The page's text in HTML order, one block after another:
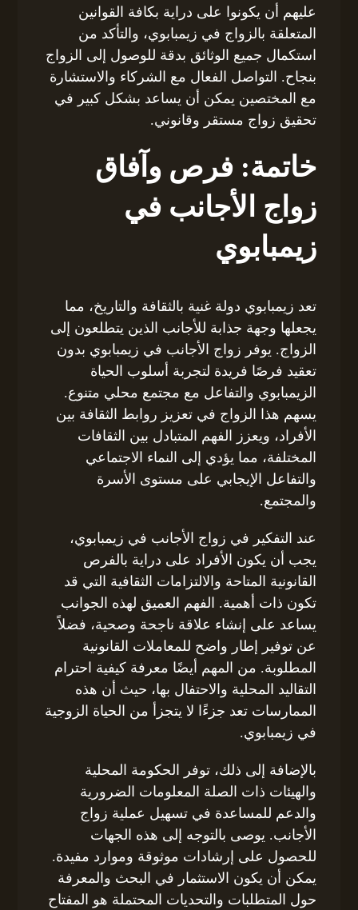
عليهم أن يكونوا على دراية بكافة القوانين
المتعلقة بالزواج في زيمبابوي، والتأكد من
استكمال جميع الوثائق بدقة للوصول إلى الزواج
بنجاح. التواصل الفعال مع الشركاء والاستشارة
مع المختصين يمكن أن يساعد بشكل كبير في
تحقيق زواج مستقر وقانوني.
خاتمة: فرص وآفاق
زواج الأجانب في
زيمبابوي
تعد زيمبابوي دولة غنية بالثقافة والتاريخ، مما
يجعلها وجهة جذابة للأجانب الذين يتطلعون إلى
الزواج. يوفر زواج الأجانب في زيمبابوي بدون
تعقيد فرصًا فريدة لتجربة أسلوب الحياة
الزيمبابوي والتفاعل مع مجتمع محلي متنوع.
يسهم هذا الزواج في تعزيز روابط الثقافة بين
الأفراد، ويعزز الفهم المتبادل بين الثقافات
المختلفة، مما يؤدي إلى النماء الاجتماعي
والتفاعل الإيجابي على مستوى الأسرة
والمجتمع.
عند التفكير في زواج الأجانب في زيمبابوي،
يجب أن يكون الأفراد على دراية بالفرص
القانونية المتاحة والالتزامات الثقافية التي قد
تكون ذات أهمية. الفهم العميق لهذه الجوانب
يساعد على إنشاء علاقة ناجحة وصحية، فضلاً
عن توفير إطار واضح للمعاملات القانونية
المطلوبة. من المهم أيضًا معرفة كيفية احترام
التقاليد المحلية والاحتفال بها، حيث أن هذه
الممارسات تعد جزءًا لا يتجزأ من الحياة الزوجية
في زيمبابوي.
بالإضافة إلى ذلك، توفر الحكومة المحلية
والهيئات ذات الصلة المعلومات الضرورية
والدعم للمساعدة في تسهيل عملية زواج
الأجانب. يوصى بالتوجه إلى هذه الجهات
للحصول على إرشادات موثوقة وموارد مفيدة.
يمكن أن يكون الاستثمار في البحث والمعرفة
حول المتطلبات والتحديات المحتملة هو المفتاح